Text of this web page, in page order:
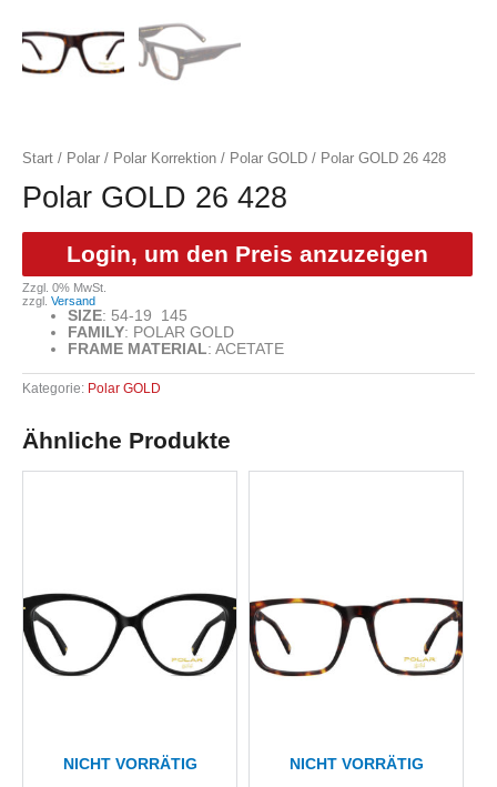
Start / Polar / Polar Korrektion / Polar GOLD / Polar GOLD 26 428
Polar GOLD 26 428
Login, um den Preis anzuzeigen
Zzgl. 0% MwSt.
zzgl. Versand
SIZE: 54-19 145
FAMILY: POLAR GOLD
FRAME MATERIAL: ACETATE
Kategorie: Polar GOLD
Ähnliche Produkte
NICHT VORRÄTIG NICHT VORRÄTIG